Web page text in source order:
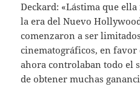
Deckard: «Lástima que
la era del Nuevo
comenzaron a ser
cinematográficos, en
ahora controlaban todo el
de obtener muchas